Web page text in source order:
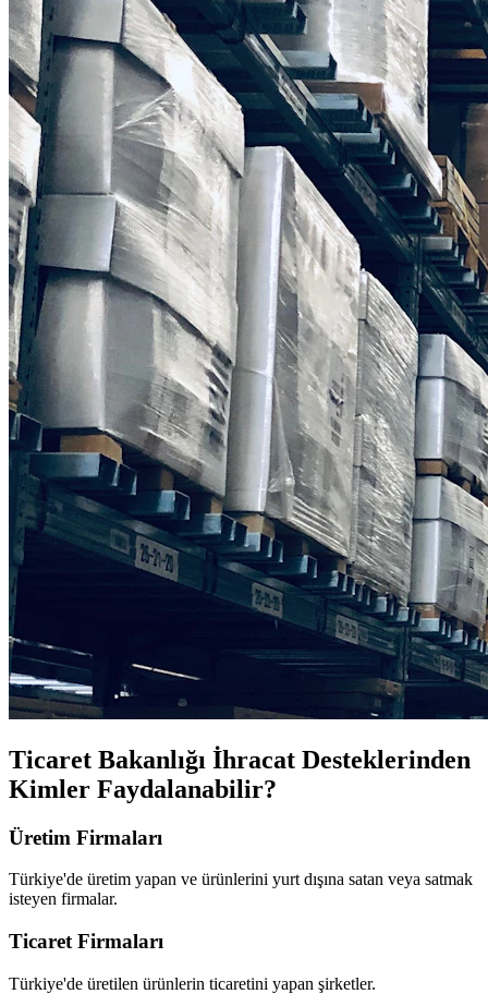
Ticaret Bakanlığı İhracat Desteklerinden
Kimler Faydalanabilir?
Üretim Firmaları
Türkiye'de üretim yapan ve ürünlerini yurt dışına satan veya satmak
isteyen firmalar.
Ticaret Firmaları
Türkiye'de üretilen ürünlerin ticaretini yapan şirketler.